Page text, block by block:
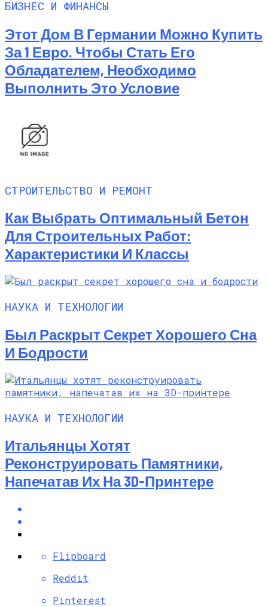
БИЗНЕС И ФИНАНСЫ
Этот Дом В Германии Можно Купить
За 1 Евро. Чтобы Стать Его
Обладателем, Необходимо
Выполнить Это Условие
СТРОИТЕЛЬСТВО И РЕМОНТ
Как Выбрать Оптимальный Бетон
Для Строительных Работ:
Характеристики И Классы
НАУКА И ТЕХНОЛОГИИ
Был Раскрыт Секрет Хорошего Сна
И Бодрости
НАУКА И ТЕХНОЛОГИИ
Итальянцы Хотят
Реконструировать Памятники,
Напечатав Их На 3D-Принтере
Flipboard
Reddit
Pinterest